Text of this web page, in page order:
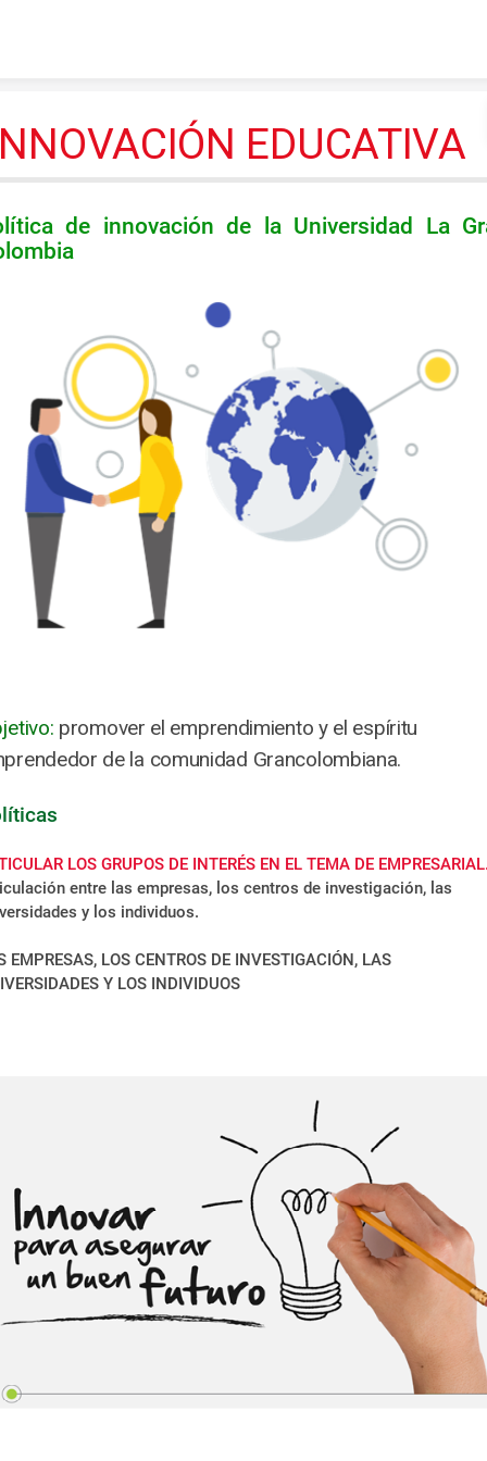
EDUCATIVA
de innovación de la Universidad La
promover el emprendimiento y el espíritu
de la comunidad Grancolombiana.
LOS GRUPOS DE INTERÉS EN EL TEMA DE
entre las empresas, los centros de investigación, las
y los individuos.
EMPRESAS, LOS CENTROS DE INVESTIGACIÓN, LAS
Y LOS INDIVIDUOS